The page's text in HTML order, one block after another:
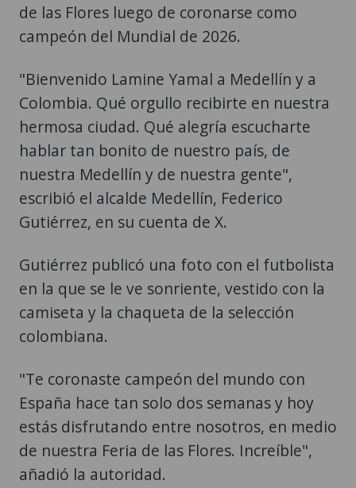
de las Flores luego de coronarse como
campeón del Mundial de 2026.
"Bienvenido Lamine Yamal a Medellín y a
Colombia. Qué orgullo recibirte en nuestra
hermosa ciudad. Qué alegría escucharte
hablar tan bonito de nuestro país, de
nuestra Medellín y de nuestra gente",
escribió el alcalde Medellín, Federico
Gutiérrez, en su cuenta de X.
Gutiérrez publicó una foto con el futbolista
en la que se le ve sonriente, vestido con la
camiseta y la chaqueta de la selección
colombiana.
"Te coronaste campeón del mundo con
España hace tan solo dos semanas y hoy
estás disfrutando entre nosotros, en medio
de nuestra Feria de las Flores. Increíble",
añadió la autoridad.